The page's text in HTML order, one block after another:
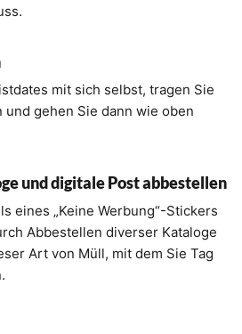
mit sich selbst, tragen Sie
gehen Sie dann wie oben
und digitale Post abbestellen
eines „Keine Werbung“-Stickers
Abbestellen diverser Kataloge
Art von Müll, mit dem Sie Tag